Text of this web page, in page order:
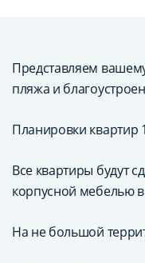
Представляем
пляжа и
Планировки квартир
Все квартиры будут
корпусной мебелью в
На не большой